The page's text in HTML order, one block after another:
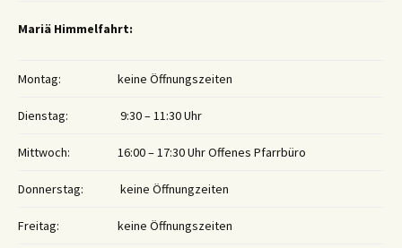
Mariä Himmelfahrt:
Montag: keine Öffnungszeiten
Dienstag: 9:30 – 11:30 Uhr
Mittwoch: 16:00 – 17:30 Uhr Offenes Pfarrbüro
Donnerstag: keine Öffnungzeiten
Freitag: keine Öffnungszeiten